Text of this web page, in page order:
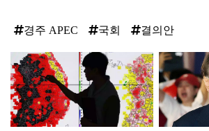
경주 APEC 국회 결의안
탑
라
인